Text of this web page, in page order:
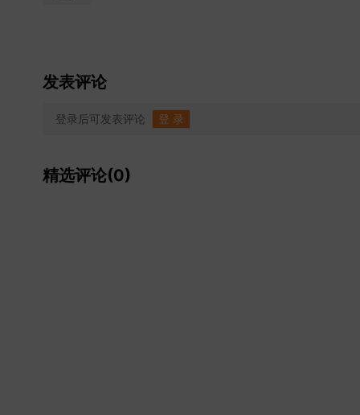
发表评论
登录后可发表评论 登 录
精选评论(0)